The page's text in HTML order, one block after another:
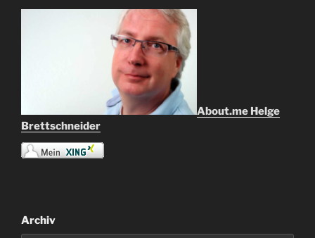
About.me Helge
Brettschneider
Archiv